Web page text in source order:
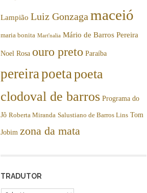
Lampião Luiz Gonzaga maceió
maria bonita Mart'nalia Mário de Barros Pereira
Noel Rosa ouro preto Paraíba
pereira poeta poeta
clodoval de barros Programa do
Jô Roberta Miranda Salustiano de Barros Lins Tom
Jobim zona da mata
TRADUTOR